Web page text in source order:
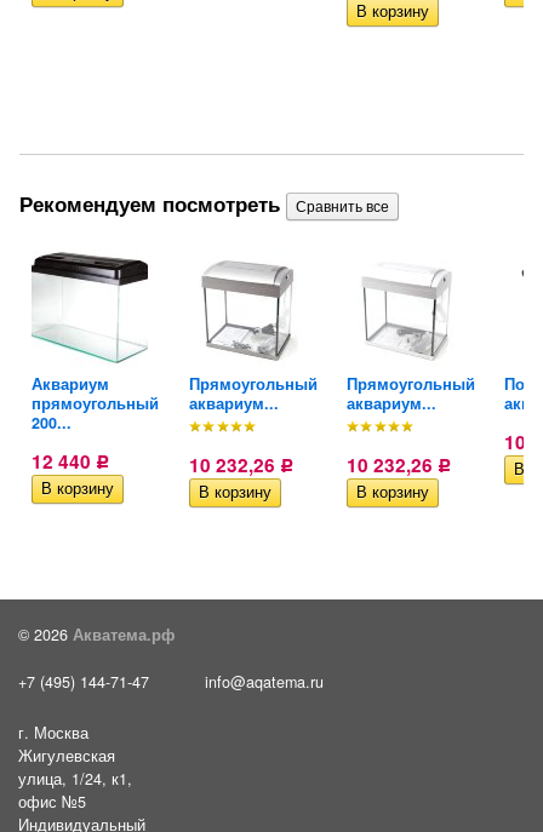
Рекомендуем посмотреть
Аквариум
прямоугольный
200...
12 440 Р
​Прямоугольный
аквариум...
10 232,26 Р
​Прямоугольный
аквариум...
10 232,26 Р
10
© 2026 Акватема.рф
+7 (495) 144-71-47 info@aqatema.ru
г. Москва
Жигулевская
улица, 1/24, к1,
офис №5
Индивидуальный